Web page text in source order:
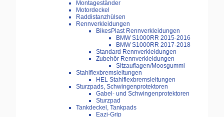
Montageständer
Motordeckel
Raddistanzhülsen
Rennverkleidungen
BikesPlast Rennverkleidungen
BMW S1000RR 2015-2016
BMW S1000RR 2017-2018
Standard Rennverkleidungen
Zubehör Rennverkleidungen
Sitzauflagen/Moosgummi
Stahlflexbremsleitungen
HEL Stahlflexbremsleitungen
Sturzpads, Schwingenprotektoren
Gabel- und Schwingenprotektoren
Sturzpad
Tankdeckel, Tankpads
Eazi-Grip